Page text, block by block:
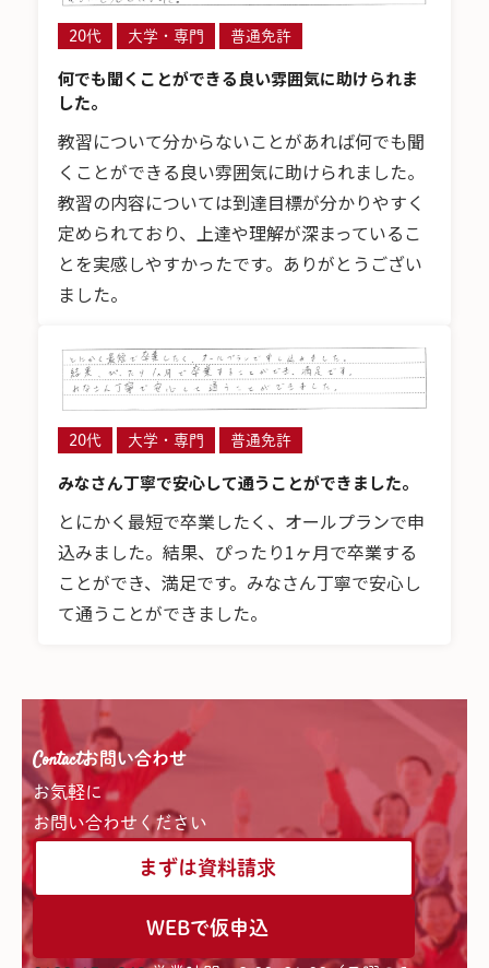
20代 大学・専門 普通免許
何でも聞くことができる良い雰囲気に助けられま
した。
教習について分からないことがあれば何でも聞
くことができる良い雰囲気に助けられました。
教習の内容については到達目標が分かりやすく
定められており、上達や理解が深まっているこ
とを実感しやすかったです。ありがとうござい
ました。
20代 大学・専門 普通免許
みなさん丁寧で安心して通うことができました。
とにかく最短で卒業したく、オールプランで申
込みました。結果、ぴったり1ヶ月で卒業する
ことができ、満足です。みなさん丁寧で安心し
て通うことができました。
Contactお問い合わせ
お気軽に
お問い合わせください
まずは資料請求
WEBで仮申込